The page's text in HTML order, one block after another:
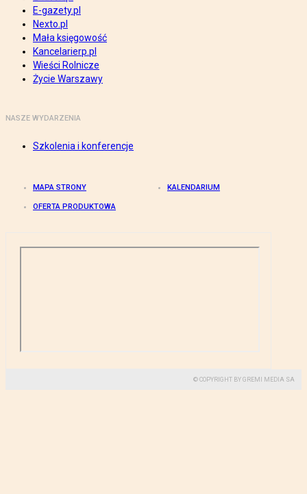
E-gazety.pl
Nexto.pl
Mała księgowość
Kancelarierp.pl
Wieści Rolnicze
Życie Warszawy
NASZE WYDARZENIA
Szkolenia i konferencje
MAPA STRONY KALENDARIUM
OFERTA PRODUKTOWA
© COPYRIGHT BY GREMI MEDIA SA